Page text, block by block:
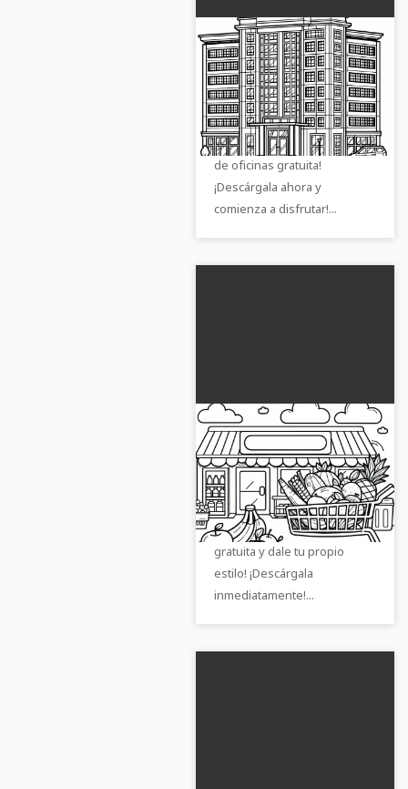
Descargar gratis un
dibujo para colorear
de un edificio de
oficinas
¡Dale un toque de color a tu
día a día con nuestra imagen
para colorear de un edificio
de oficinas gratuita!
¡Descárgala ahora y
comienza a disfrutar!...
Dibujo para colorear
de supermercado
gratis
¡Descarga ahora la imagen
para colorear de un
supermercado de forma
gratuita y dale tu propio
estilo! ¡Descárgala
inmediatamente!...